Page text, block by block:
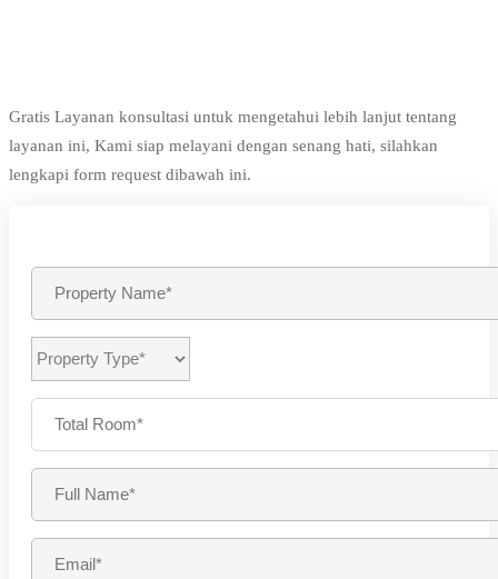
Gratis Layanan konsultasi untuk mengetahui lebih lanjut tentang
layanan ini, Kami siap melayani dengan senang hati, silahkan
lengkapi form request dibawah ini.